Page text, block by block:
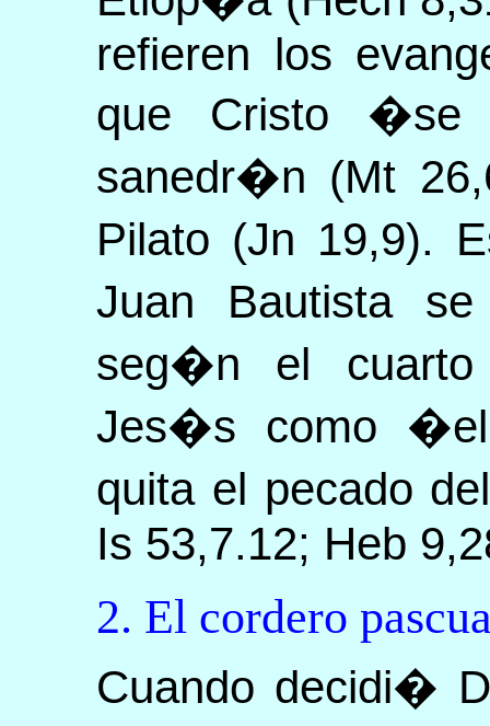
refieren los
que Cristo �se
sanedr�n (Mt
Pilato (Jn 19,9).
Juan Bautista
seg�n el cuarto
Jes�s como
quita el pecado
Is 53,7.12; Heb
2. El cordero
Cuando decidi�